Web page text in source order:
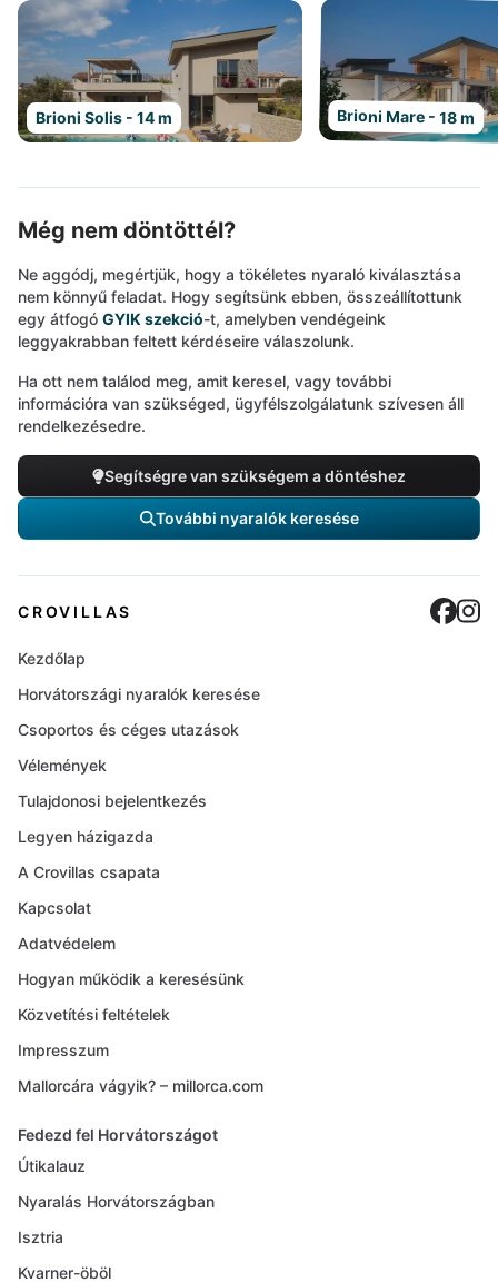
Brioni Solis - 14 m Brioni Mare - 18 m
Még nem döntöttél?
Ne aggódj, megértjük, hogy a tökéletes nyaraló kiválasztása
nem könnyű feladat. Hogy segítsünk ebben, összeállítottunk
egy átfogó GYIK szekció-t, amelyben vendégeink
leggyakrabban feltett kérdéseire válaszolunk.
Ha ott nem találod meg, amit keresel, vagy további
információra van szükséged, ügyfélszolgálatunk szívesen áll
rendelkezésedre.
Segítségre van szükségem a döntéshez
További nyaralók keresése
CROVILLAS
Kezdőlap
Horvátországi nyaralók keresése
Csoportos és céges utazások
Vélemények
Tulajdonosi bejelentkezés
Legyen házigazda
A Crovillas csapata
Kapcsolat
Adatvédelem
Hogyan működik a keresésünk
Közvetítési feltételek
Impresszum
Mallorcára vágyik? – millorca.com
Fedezd fel Horvátországot
Útikalauz
Nyaralás Horvátországban
Isztria
Kvarner-öböl